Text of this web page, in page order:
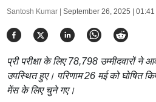
Santosh Kumar | September 26, 2025 | 01:41
प्री परीक्षा के लिए 78,798 उम्मीदवारों
उपस्थित हुए। परिणाम 26 मई को घोषित
मेंस के लिए चुने गए।